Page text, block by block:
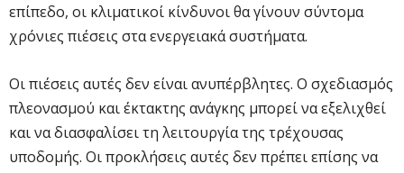
επίπεδο, οι κλιματικοί κίνδυνοι θα γίνουν σύντομα
χρόνιες πιέσεις στα ενεργειακά συστήματα.
Οι πιέσεις αυτές δεν είναι ανυπέρβλητες. Ο σχεδιασμός
πλεονασμού και έκτακτης ανάγκης μπορεί να εξελιχθεί
και να διασφαλίσει τη λειτουργία της τρέχουσας
υποδομής. Οι προκλήσεις αυτές δεν πρέπει επίσης να